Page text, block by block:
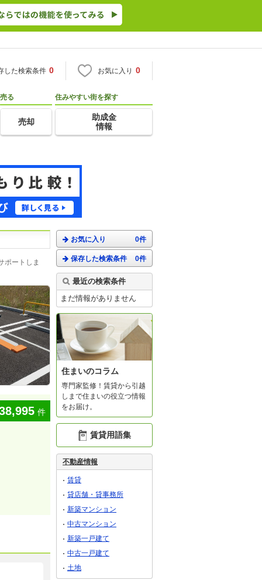
した検索条件 0 お気に入り 0
売る
売却
住みやすい街を探す
助成金
情報
ポートしま
件
お気に入り 0件
保存した検索条件 0件
最近の検索条件
まだ情報がありません
住まいのコラム
専門家監修！賃貸から引越
しまで住まいの役立つ情報
をお届け。
賃貸用語集
不動産情報
賃貸
貸店舗・貸事務所
新築マンション
中古マンション
新築一戸建て
中古一戸建て
土地